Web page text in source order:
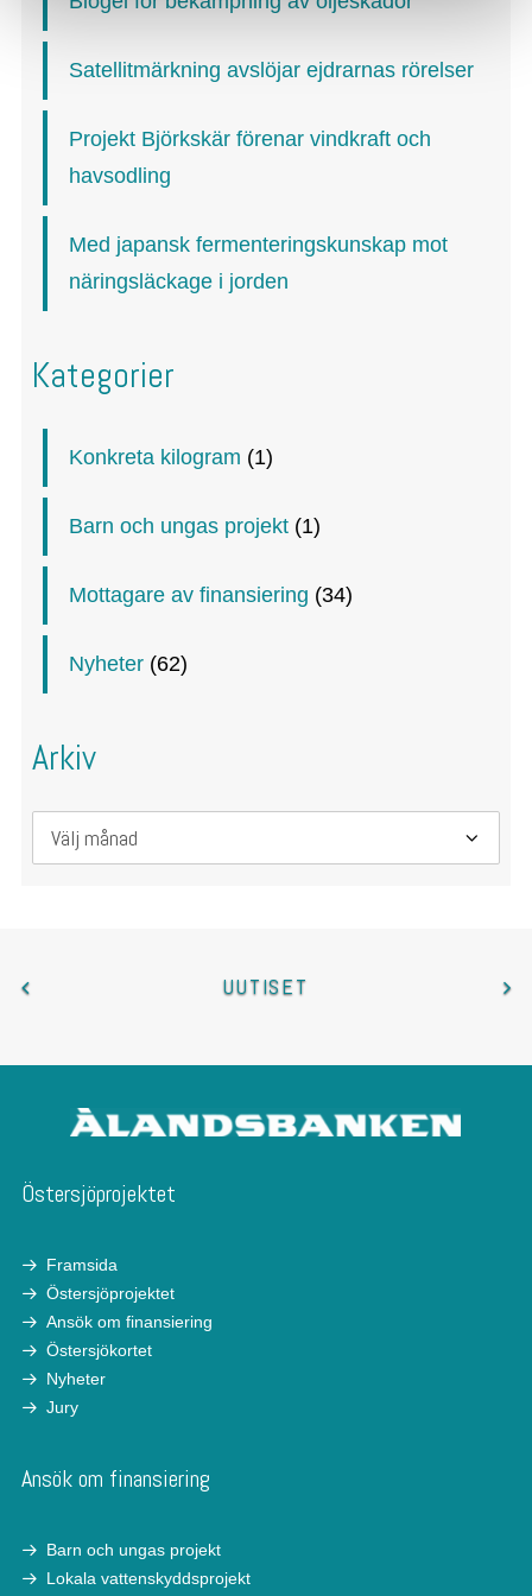
Satellitmärkning avslöjar ejdrarnas rörelser
Projekt Björkskär förenar vindkraft och
havsodling
Med japansk fermenteringskunskap mot
näringsläckage i jorden
Kategorier
Konkreta kilogram (1)
Barn och ungas projekt (1)
Mottagare av finansiering (34)
Nyheter (62)
Arkiv
Arkiv
UUTISET
Östersjöprojektet
Framsida
Östersjöprojektet
Ansök om finansiering
Östersjökortet
Nyheter
Jury
Ansök om finansiering
Barn och ungas projekt
Lokala vattenskyddsprojekt